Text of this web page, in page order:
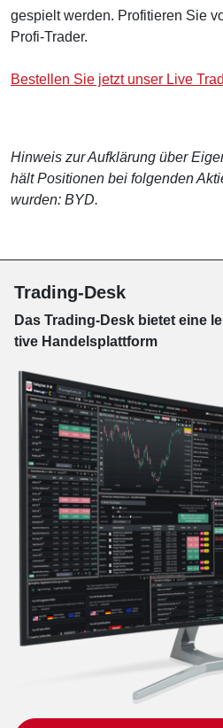
gespielt werden. Profitieren Sie
Profi-Trader.
Bestellen Sie jetzt unser Live
Hinweis zur Aufklärung über
hält Positionen bei folgenden
wurden: BYD.
Trading-Desk
Das Trading-Desk bie­tet eine
tive Han­dels­platt­form